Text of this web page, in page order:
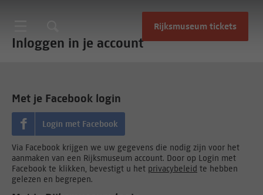
Rijksmuseum tickets
Inloggen in je account
Met je Facebook login
Login met Facebook
Via Facebook krijgen we uw gegevens die nodig zijn voor het
aanmaken van een Rijksmuseum account. Door op Login met
Facebook te klikken, bevestigt u het privacybeleid te hebben
gelezen en begrepen.